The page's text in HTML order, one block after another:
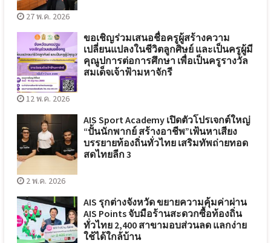
27 พ.ค. 2026
ขอเชิญร่วมเสนอชื่อครูผู้สร้างความ
เปลี่ยนแปลงในชีวิตลูกศิษย์ และเป็นครูผู้มี
คุณูปการต่อการศึกษา เพื่อเป็นครูรางวัล
สมเด็จเจ้าฟ้ามหาจักรี
12 พ.ค. 2026
AIS Sport Academy เปิดตัวโปรเจกต์ใหญ่
“ปั้นนักพากย์ สร้างอาชีพ”เฟ้นหาเสียง
บรรยายท้องถิ่นทั่วไทย เสริมทัพถ่ายทอด
สดไทยลีก 3
2 พ.ค. 2026
AIS รุกต่างจังหวัด ขยายความคุ้มค่าผ่าน
AIS Points จับมือร้านสะดวกซื้อท้องถิ่น
ทั่วไทย 2,400 สาขามอบส่วนลด แลกง่าย
ใช้ได้ใกล้บ้าน